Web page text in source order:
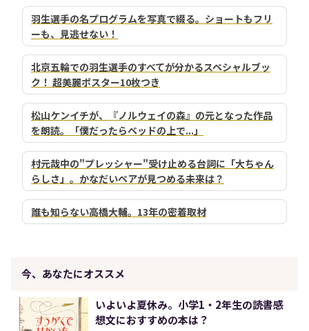
羽生選手の名プログラムを写真で綴る。ショートもフリ
ーも、見逃せない！
北京五輪での羽生選手のすべてが分かるスペシャルブッ
ク！ 超美麗ポスター10枚つき
松山ケンイチが、『ノルウェイの森』の元となった作品
を朗読。「僕だったらベッドの上で...」
村元哉中の"プレッシャー"受け止める台詞に「大ちゃん
らしさ」。かなだいペアが見つめる未来は？
誰も知らない高橋大輔。13年の密着取材
今、あなたにオススメ
いよいよ夏休み。小学1・2年生の読書感
想文におすすめの本は？